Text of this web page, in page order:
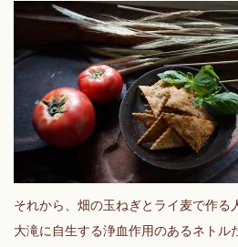
それから、畑の玉ねぎとライ麦で作る
大滝に自生する浄血作用のあるネトル